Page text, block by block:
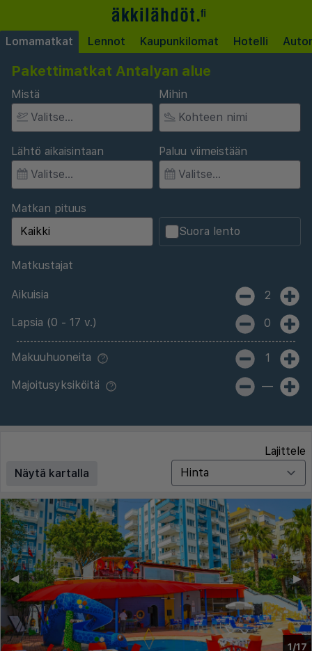
Lomamatkat Lennot Kaupunkilomat Hotelli
Pakettimatkat Antalyan alue
Mistä Mihin
Lähtö aikaisintaan Paluu viimeistään
Matkan pituus
Suora lento
Matkustajat
Aikuisia 2
Lapsia (0 - 17 v.) 0
Makuuhuoneita 1
Majoitusyksiköitä —
Näytä kartalla
Lajittele
1/17
▶︎
◀︎